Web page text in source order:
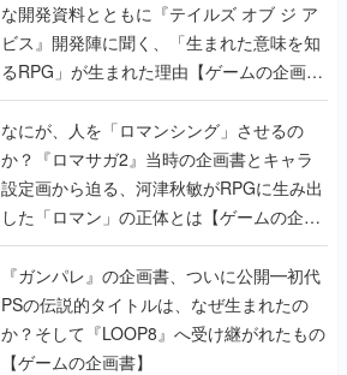
な開発資料とともに『テイルズ オブ ジ ア
ビス』開発陣に聞く、「生まれた意味を知
るRPG」が生まれた理由【ゲームの企画
書】
なにが、人を「ロマンシング」させるの
か？『ロマサガ2』当時の企画書とキャラ
設定画から迫る、河津秋敏がRPGに生み出
した「ロマン」の正体とは【ゲームの企画
書】
『ガンパレ』の企画書、ついに公開━初代
PSの伝説的タイトルは、なぜ生まれたの
か？そして『LOOP8』へ受け継がれたもの
【ゲームの企画書】